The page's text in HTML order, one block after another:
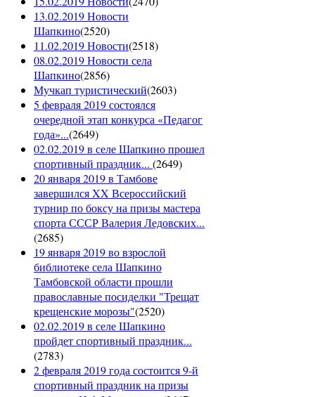
13.02.2019 Новости
Шапкино(2520)
11.02.2019 Новости(2518)
08.02.2019 Новости села
Шапкино(2856)
Мучкап туристический(2603)
5 февраля 2019 состоялся
очередной этап конкурса «Педагог
года»...(2649)
02.02.2019 в селе Шапкино прошел
спортивный праздник... (2649)
20 января 2019 в Тамбове
завершился XX Всероссийский
турнир по боксу на призы мастера
спорта СССР Валерия Ледовских...
(2685)
19 января 2019 во взрослой
библиотеке села Шапкино
Тамбовской области прошли
православные посиделки "Трещат
крещенские морозы"(2520)
02.02.2019 в селе Шапкино
пройдет спортивный праздник...
(2783)
2 февраля 2019 года состоится 9-й
спортивный праздник на призы